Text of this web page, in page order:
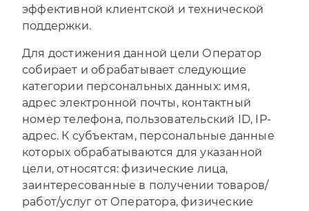
эффективной клиентской и технической
поддержки.
Для достижения данной цели Оператор
собирает и обрабатывает следующие
категории персональных данных: имя,
адрес электронной почты, контактный
номер телефона, пользовательский ID, IP-
адрес. К субъектам, персональные данные
которых обрабатываются для указанной
цели, относятся: физические лица,
заинтересованные в получении товаров/
работ/услуг от Оператора, физические